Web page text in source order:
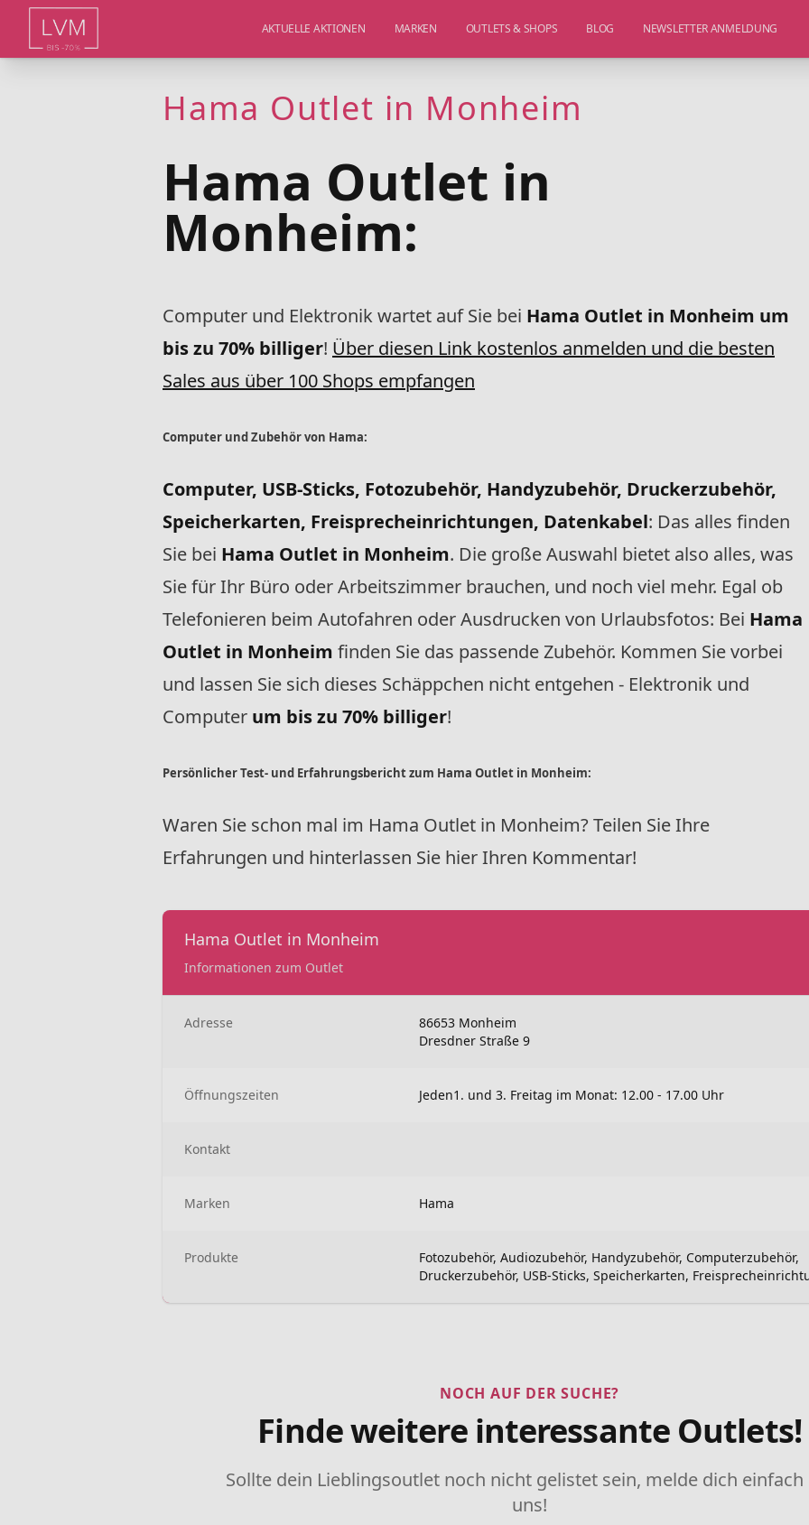
AKTUELLE AKTIONEN MARKEN OUTLETS & SHOPS BLOG NEWSLETTER ANMELDUNG
Hama Outlet in Monheim
Hama Outlet in
Monheim:
Computer und Elektronik wartet auf Sie bei Hama Outlet in Monheim um
bis zu 70% billiger! Über diesen Link kostenlos anmelden und die besten
Sales aus über 100 Shops empfangen
Computer und Zubehör von Hama:
Computer, USB-Sticks, Fotozubehör, Handyzubehör, Druckerzubehör,
Speicherkarten, Freisprecheinrichtungen, Datenkabel: Das alles finden
Sie bei Hama Outlet in Monheim. Die große Auswahl bietet also alles, was
Sie für Ihr Büro oder Arbeitszimmer brauchen, und noch viel mehr. Egal ob
Telefonieren beim Autofahren oder Ausdrucken von Urlaubsfotos: Bei Hama
Outlet in Monheim finden Sie das passende Zubehör. Kommen Sie vorbei
und lassen Sie sich dieses Schäppchen nicht entgehen - Elektronik und
Computer um bis zu 70% billiger!
Persönlicher Test- und Erfahrungsbericht zum Hama Outlet in Monheim:
Waren Sie schon mal im Hama Outlet in Monheim? Teilen Sie Ihre
Erfahrungen und hinterlassen Sie hier Ihren Kommentar!
Hama Outlet in Monheim
Informationen zum Outlet
Adresse
86653 Monheim
Dresdner Straße 9
Öffnungszeiten Jeden1. und 3. Freitag im Monat: 12.00 - 17.00 Uhr
Kontakt
Marken Hama
Produkte
Fotozubehör, Audiozubehör, Handyzubehör, Computerzubehör,
Druckerzubehör, USB-Sticks, Speicherkarten,
NOCH AUF DER SUCHE?
Finde weitere interessante Outlets!
Sollte dein Lieblingsoutlet noch nicht gelistet sein, melde dich einfach
uns!